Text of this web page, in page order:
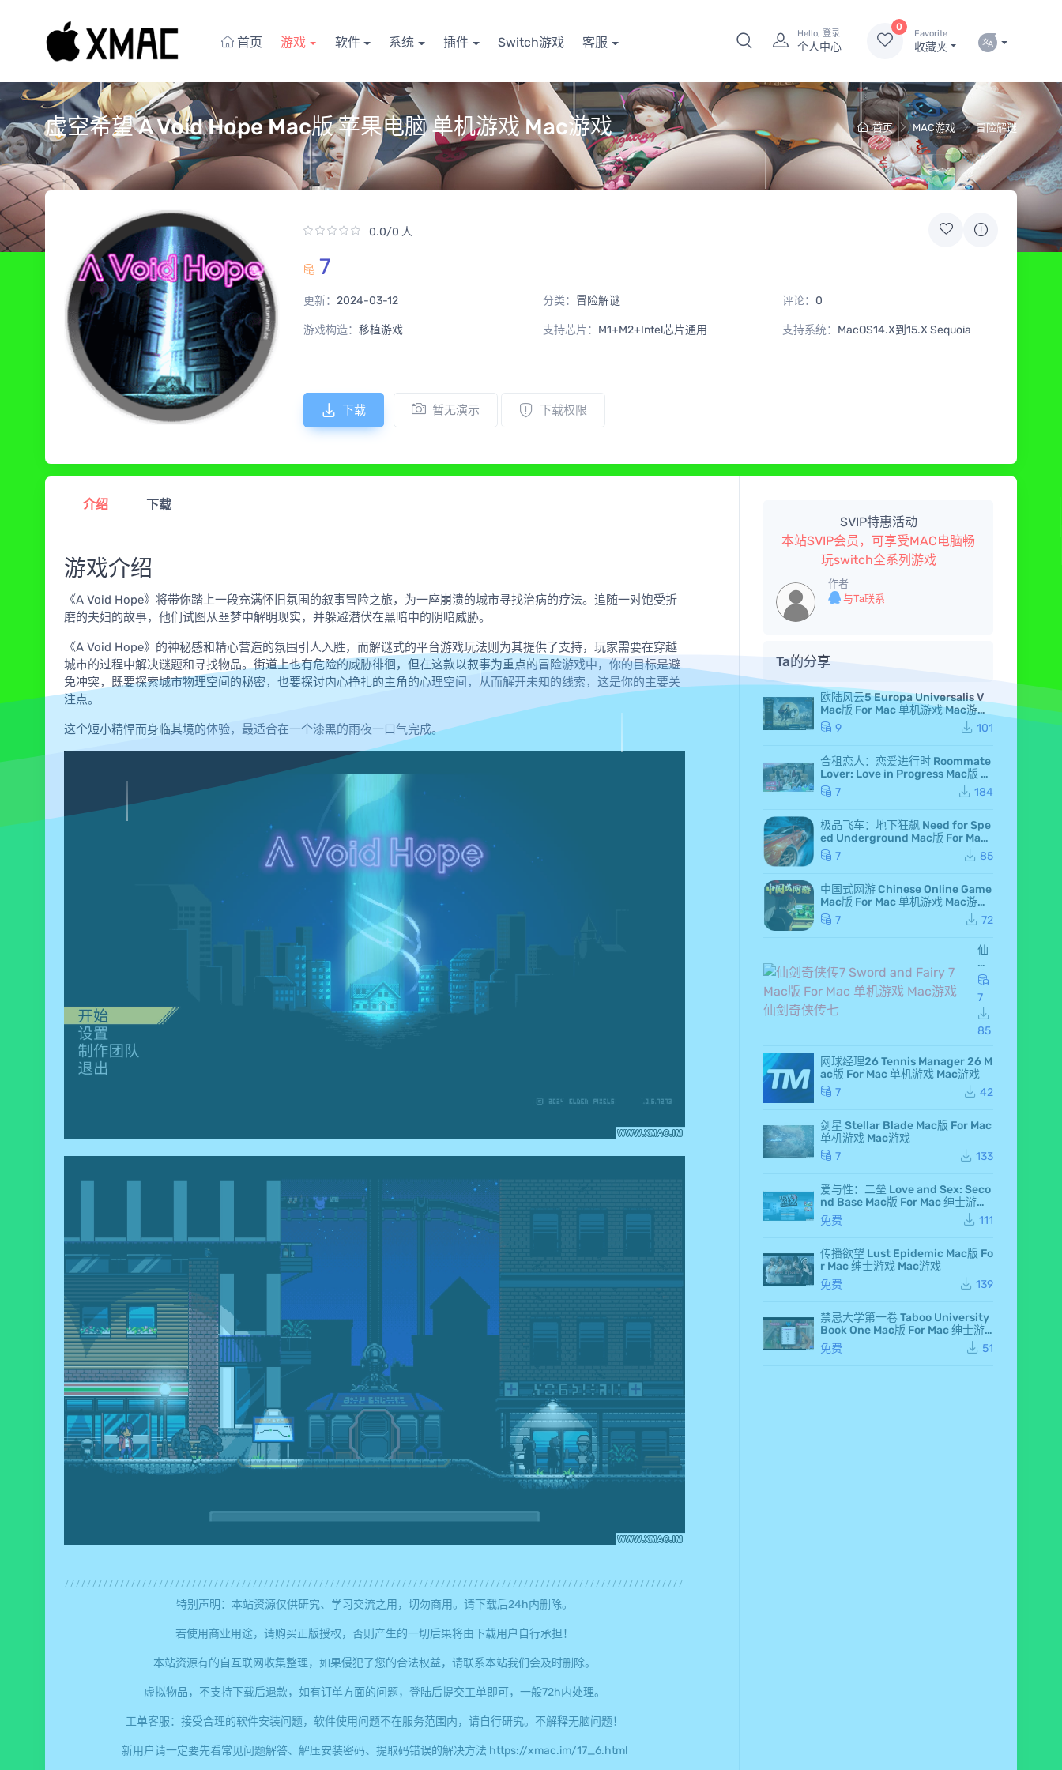
首页 游戏 软件 系统 插件 Switch游戏 客服
Hello, 登录
个人中心
0
Favorite
收藏夹
首页 MAC游戏 冒险解谜
虚空希望 A Void Hope Mac版 苹果电脑 单机游戏 Mac游戏
0.0/0 人
7
更新： 2024-03-12 分类： 冒险解谜 评论： 0
游戏构造： 移植游戏 支持芯片： M1+M2+Intel芯片通用 支持系统： MacOS14.X到15.X Sequoia
下载 暂无演示 下载权限
介绍 下载
游戏介绍
《A Void Hope》将带你踏上一段充满怀旧氛围的叙事冒险之旅，为一座崩溃的城市寻找治病的疗法。追随一对饱受折
磨的夫妇的故事，他们试图从噩梦中解明现实，并躲避潜伏在黑暗中的阴暗威胁。
《A Void Hope》的神秘感和精心营造的氛围引人入胜，而解谜式的平台游戏玩法则为其提供了支持，玩家需要在穿越
城市的过程中解决谜题和寻找物品。街道上也有危险的威胁徘徊，但在这款以叙事为重点的冒险游戏中，你的目标是避
免冲突，既要探索城市物理空间的秘密，也要探讨内心挣扎的主角的心理空间，从而解开未知的线索，这是你的主要关
注点。
这个短小精悍而身临其境的体验，最适合在一个漆黑的雨夜一口气完成。
特别声明：本站资源仅供研究、学习交流之用，切勿商用。请下载后24h内删除。
若使用商业用途，请购买正版授权，否则产生的一切后果将由下载用户自行承担！
本站资源有的自互联网收集整理，如果侵犯了您的合法权益，请联系本站我们会及时删除。
虚拟物品，不支持下载后退款，如有订单方面的问题，登陆后提交工单即可，一般72h内处理。
工单客服：接受合理的软件安装问题，软件使用问题不在服务范围内，请自行研究。不解释无脑问题！
新用户请一定要先看常见问题解答、解压安装密码、提取码错误的解决方法 https://xmac.im/17_6.html
SVIP特惠活动
本站SVIP会员，可享受MAC电脑畅
玩switch全系列游戏
作者
与Ta联系
Ta的分享
欧陆风云5 Europa Universalis V
Mac版 For Mac 单机游戏 Mac游戏
高级白金版 全DLC版
9 101
合租恋人：恋爱进行时 Roommate
Lover: Love in Progress Mac版 Fo
r Mac GameStart Mac游戏
7 184
极品飞车：地下狂飙 Need for Spe
ed Underground Mac版 For Mac
极品飞车7 Mac游戏
7 85
中国式网游 Chinese Online Game
Mac版 For Mac 单机游戏 Mac游戏
MMOSimulator
7 72
仙
剑
奇
侠
传
7 S
wo
rd
d F
air
y 7
版
r M
机
游
戏
Ma
游
仙
剑
侠
传
七
7
85
网球经理26 Tennis Manager 26 M
ac版 For Mac 单机游戏 Mac游戏
7
42
剑星 Stellar Blade Mac版 For Mac
单机游戏 Mac游戏
7
133
爱与性：二垒 Love and Sex: Seco
nd Base Mac版 For Mac 绅士游戏
Mac游戏
免费 111
传播欲望 Lust Epidemic Mac版 Fo
r Mac 绅士游戏 Mac游戏
免费
139
禁忌大学第一卷 Taboo University
Book One Mac版 For Mac 绅士游
戏 Mac游戏
免费 51